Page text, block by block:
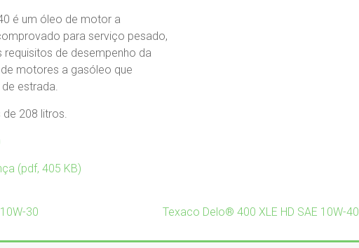
é um óleo de motor a
para serviço pesado,
de desempenho da
motores a gasóleo que
estrada.
de 208 litros.
(pdf, 405 KB)
30 Texaco Delo® 400 XLE HD SAE 10W-40